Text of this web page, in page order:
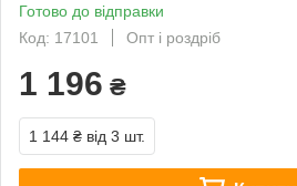
Готово до відправки
Код: 17101
Опт і роздріб
1 196 ₴
1 144 ₴ від 3 шт.